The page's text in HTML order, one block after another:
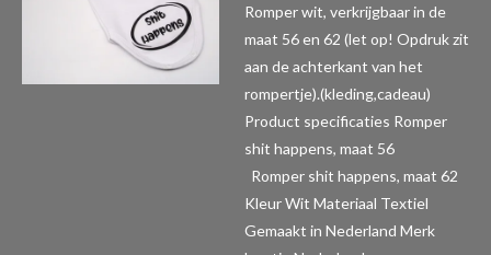
Romper wit, verkrijgbaar in de
maat 56 en 62 (let op! Opdruk zit
aan de achterkant van het
rompertje).(kleding,cadeau)
Product specificaties Romper
shit happens, maat 56
Romper shit happens, maat 62
Kleur Wit Materiaal Textiel
Gemaakt in Nederland Merk